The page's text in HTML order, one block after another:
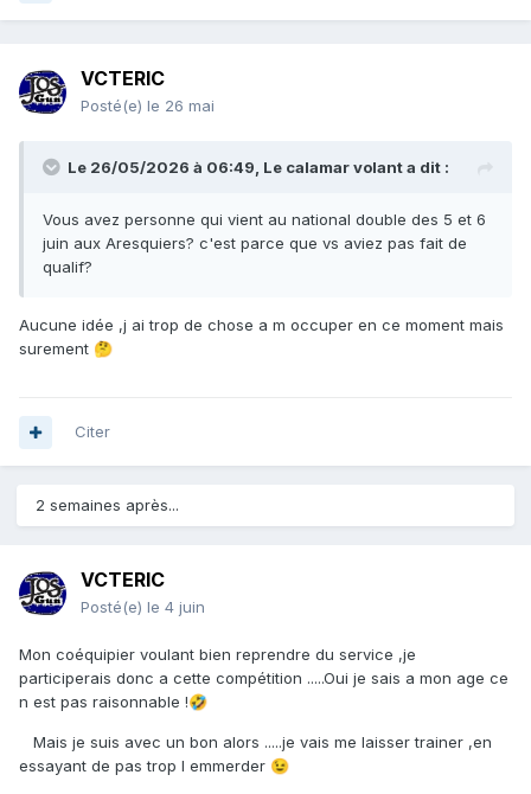
VCTERIC
Posté(e) le 26 mai
Le 26/05/2026 à 06:49, Le calamar volanta dit :
Vous avez personne qui vient au national double des 5 et 6
juin aux Aresquiers? c'est parce que vs aviez pas fait de
qualif?
Aucune idée ,j ai trop de chose a m occuper en ce moment mais
surement 🤔
Citer
2 semaines après...
VCTERIC
Posté(e) le 4 juin
Mon coéquipier voulant bien reprendre du service ,je
participerais donc a cette compétition .....Oui je sais a mon age ce
n est pas raisonnable !🤣
Mais je suis avec un bon alors .....je vais me laisser trainer ,en
essayant de pas trop l emmerder 😉